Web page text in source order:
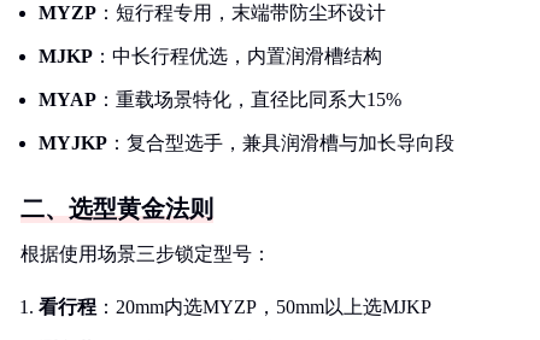
MYZP ：短行程专用，末端带防尘环设计
MJKP ：中长行程优选，内置润滑槽结构
MYAP ：重载场景特化，直径比同系大15%
MYJKP ：复合型选手，兼具润滑槽与加长导向段
二、选型黄金法则
根据使用场景三步锁定型号：
看行程 ：20mm内选MYZP，50mm以上选MJKP